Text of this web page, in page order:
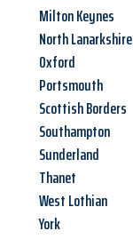
Milton Keynes
North Lanarkshire
Oxford
Portsmouth
Scottish Borders
Southampton
Sunderland
Thanet
West Lothian
York